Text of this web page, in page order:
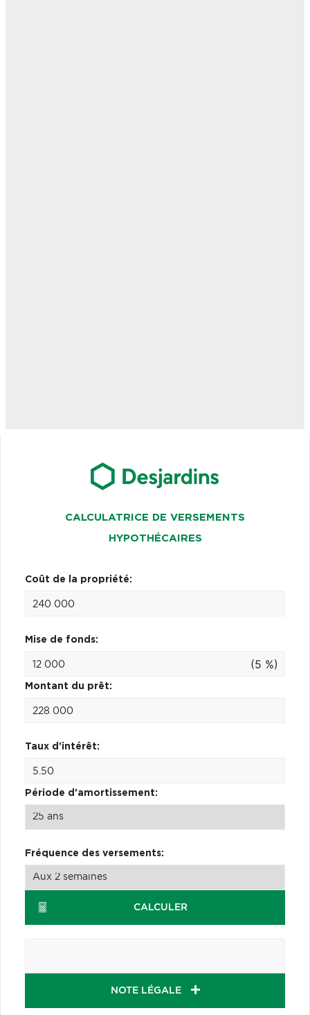
CALCULATRICE DE VERSEMENTS
HYPOTHÉCAIRES
Coût de la propriété:
Mise de fonds:
(5 %)
Montant du prêt:
Taux d'intérêt:
Période d'amortissement:
Fréquence des versements:
CALCULER
NOTE LÉGALE